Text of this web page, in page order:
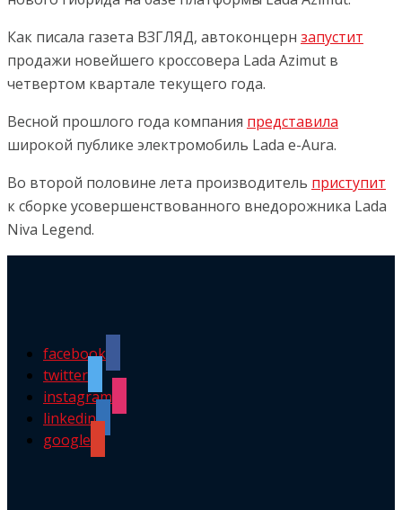
Как писала газета ВЗГЛЯД, автоконцерн запустит
продажи новейшего кроссовера Lada Azimut в
четвертом квартале текущего года.
Весной прошлого года компания представила
широкой публике электромобиль Lada e-Aura.
Во второй половине лета производитель приступит
к сборке усовершенствованного внедорожника Lada
Niva Legend.
facebook
twitter
instagram
linkedin
google